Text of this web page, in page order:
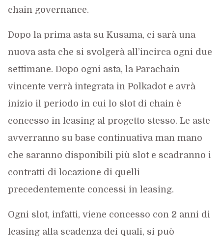
chain governance.
Dopo la prima asta su Kusama, ci sarà una
nuova asta che si svolgerà all’incirca ogni due
settimane. Dopo ogni asta, la Parachain
vincente verrà integrata in Polkadot e avrà
inizio il periodo in cui lo slot di chain è
concesso in leasing al progetto stesso. Le aste
avverranno su base continuativa man mano
che saranno disponibili più slot e scadranno i
contratti di locazione di quelli
precedentemente concessi in leasing.
Ogni slot, infatti, viene concesso con 2 anni di
leasing alla scadenza dei quali, si può